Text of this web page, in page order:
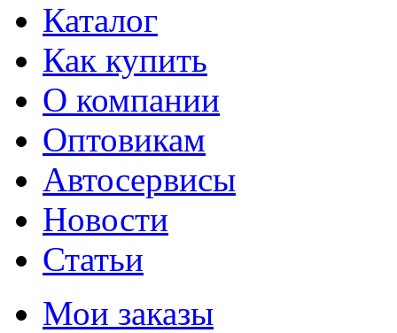
Каталог
Как купить
О компании
Оптовикам
Автосервисы
Новости
Статьи
Мои заказы